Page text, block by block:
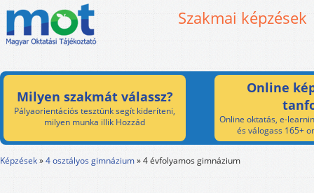
Szakmai képzések
Milyen szakmát válassz?
Pályaorientációs tesztünk segít kideríteni,
milyen munka illik Hozzád
Online
Online oktatás, e-
és válogass 165+
Képzések»4 osztályos gimnázium»4 évfolyamos gimnázium